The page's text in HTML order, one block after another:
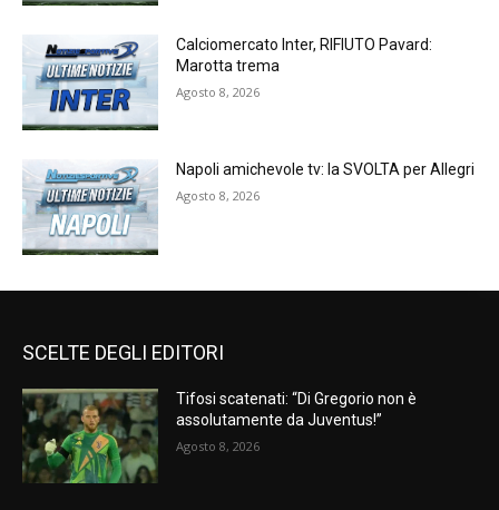
Calciomercato Inter, RIFIUTO Pavard:
Marotta trema
Agosto 8, 2026
Napoli amichevole tv: la SVOLTA per Allegri
Agosto 8, 2026
SCELTE DEGLI EDITORI
Tifosi scatenati: “Di Gregorio non è
assolutamente da Juventus!”
Agosto 8, 2026